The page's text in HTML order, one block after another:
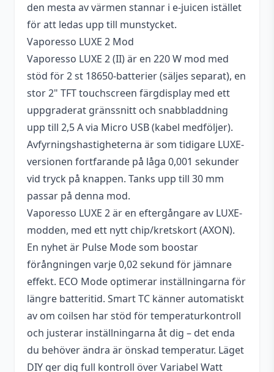
den mesta av värmen stannar i e-juicen istället
för att ledas upp till munstycket.
Vaporesso LUXE 2 Mod
Vaporesso LUXE 2 (II) är en 220 W mod med
stöd för 2 st 18650-batterier (säljes separat), en
stor 2" TFT touchscreen färgdisplay med ett
uppgraderat gränssnitt och snabbladdning
upp till 2,5 A via Micro USB (kabel medföljer).
Avfyrningshastigheterna är som tidigare LUXE-
versionen fortfarande på låga 0,001 sekunder
vid tryck på knappen. Tanks upp till 30 mm
passar på denna mod.
Vaporesso LUXE 2 är en eftergångare av LUXE-
modden, med ett nytt chip/kretskort (AXON).
En nyhet är Pulse Mode som boostar
förångningen varje 0,02 sekund för jämnare
effekt. ECO Mode optimerar inställningarna för
längre batteritid. Smart TC känner automatiskt
av om coilsen har stöd för temperaturkontroll
och justerar inställningarna åt dig – det enda
du behöver ändra är önskad temperatur. Läget
DIY ger dig full kontroll över Variabel Watt
Anslutning (Gänga) 510
Lägen
Temperaturkontroll,
Variabel Volt (VV),
Variabel Watt (VW/Power)
Laddning via USB
Justerbart luftflöde Ja
Höjd
145,8 mm
Uppgraderingsbar
mjukvar/firmware
Diameter
30 mm
Bredd
47,8 mm
Batterityper som
stöds
18650
Antal batterier som
krävs
2 st